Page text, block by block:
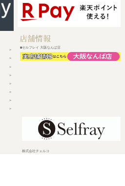
■セルフレイ 大阪なんば店
株式会社チェルコ